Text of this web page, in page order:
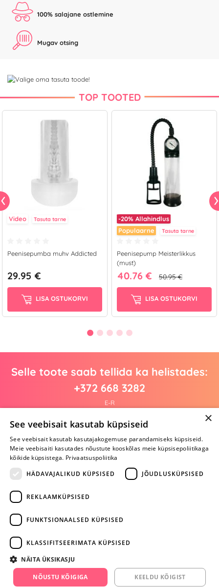
100% salajane ostlemine
Mugav otsing
TOP TOOTED
Video Tasuta tarne
Peenisepumba muhv Addicted
29.95 €
LISA OSTUKORVI
-20% Allahindlus
Populaarne
Tasuta tarne
Peenisepump Meisterlikkus
(must)
40.76 € 50.95 €
LISA OSTUKORVI
Selle toote saab tellida ka helistades:
+372 668 3282
E-R
Arvustusi veel pole
Ole esimene!
Kirjuta arvustus ja SAA KINGITUS!
+372 668 3282
info@yesyes.ee
facebook.com/yesyes.ee
×
See veebisait kasutab küpsiseid
See veebisait kasutab kasutajakogemuse parandamiseks küpsiseid.
Meie veebisaiti kasutades nõustute kooskõlas meie küpsisepoliitikaga
kõikide küpsistega. Privaatsuspoliitika
HÄDAVAJALIKUD KÜPSISED
JÕUDLUSKÜPSISED
REKLAAMKÜPSISED
FUNKTSIONAALSED KÜPSISED
KLASSIFITSEERIMATA KÜPSISED
NÄITA ÜKSIKASJU
NÕUSTU KÕIGIGA KEELDU KÕIGIST